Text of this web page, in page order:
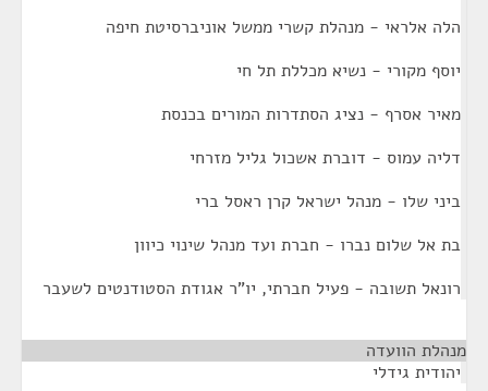
הלה אלראי - מנהלת קשרי ממשל אוניברסיטת חיפה
יוסף מקורי - נשיא מכללת תל חי
מאיר אסרף - נציג הסתדרות המורים בכנסת
דליה עמוס - דוברת אשכול גליל מזרחי
ביני שלו - מנהל ישראל קרן ראסל ברי
בת אל שלום נברו - חברת ועד מנהל שינוי כיוון
רונאל תשובה - פעיל חברתי, יו"ר אגודת הסטודנטים לשעבר
מנהלת הוועדה
יהודית גידלי